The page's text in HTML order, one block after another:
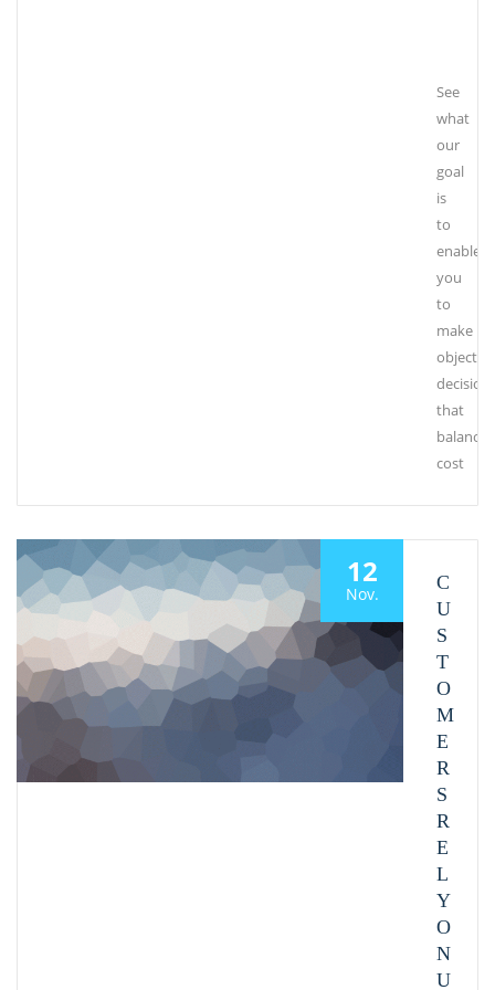
See
what
our
goal
is
to
enable
you
to
make
objective
that
balance
cost
12
Nov.
C
U
S
T
O
M
E
R
S
R
E
L
Y
O
N
U